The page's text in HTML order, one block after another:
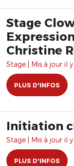
Stage
Christine
Stage | Mis à jour il
PLUS D'INFOS
Initiation
Stage | Mis à jour il
PLUS D'INFOS